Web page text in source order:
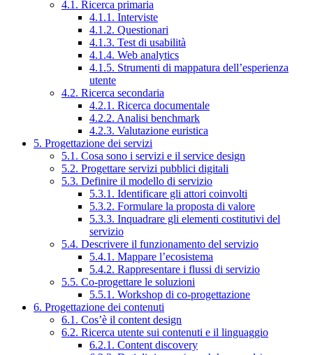
4.1. Ricerca primaria
4.1.1. Interviste
4.1.2. Questionari
4.1.3. Test di usabilità
4.1.4. Web analytics
4.1.5. Strumenti di mappatura dell’esperienza
utente
4.2. Ricerca secondaria
4.2.1. Ricerca documentale
4.2.2. Analisi benchmark
4.2.3. Valutazione euristica
5. Progettazione dei servizi
5.1. Cosa sono i servizi e il service design
5.2. Progettare servizi pubblici digitali
5.3. Definire il modello di servizio
5.3.1. Identificare gli attori coinvolti
5.3.2. Formulare la proposta di valore
5.3.3. Inquadrare gli elementi costitutivi del
servizio
5.4. Descrivere il funzionamento del servizio
5.4.1. Mappare l’ecosistema
5.4.2. Rappresentare i flussi di servizio
5.5. Co-progettare le soluzioni
5.5.1. Workshop di co-progettazione
6. Progettazione dei contenuti
6.1. Cos’è il content design
6.2. Ricerca utente sui contenuti e il linguaggio
6.2.1. Content discovery